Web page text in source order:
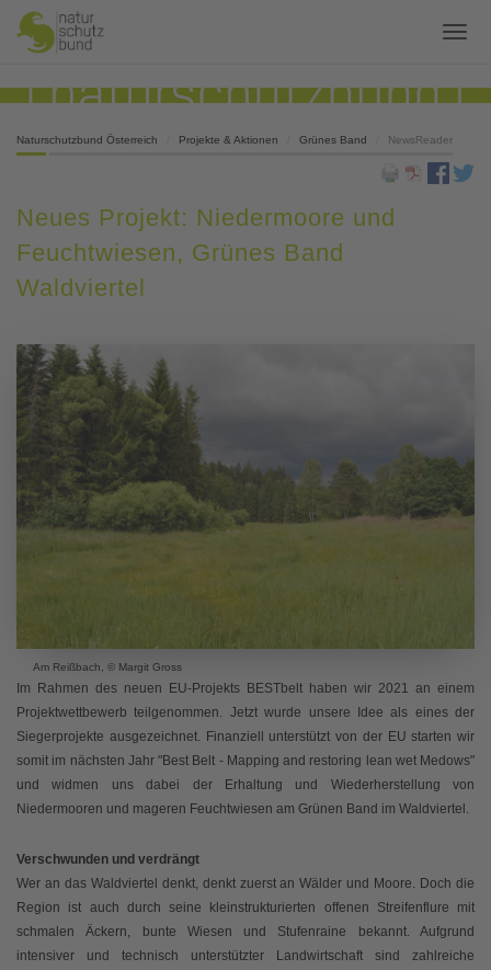
Naturschutzbund Österreich Projekte & Aktionen Grünes Band NewsReader
Neues Projekt: Niedermoore und
Feuchtwiesen, Grünes Band
Waldviertel
Am Reißbach, © Margit Gross
Im Rahmen des neuen EU-Projekts BESTbelt haben wir 2021 an einem
Projektwettbewerb teilgenommen. Jetzt wurde unsere Idee als eines der
Siegerprojekte ausgezeichnet. Finanziell unterstützt von der EU starten wir
somit im nächsten Jahr "Best Belt - Mapping and restoring lean wet Medows"
und widmen uns dabei der Erhaltung und Wiederherstellung von
Niedermooren und mageren Feuchtwiesen am Grünen Band im Waldviertel.
Verschwunden und verdrängt
Wer an das Waldviertel denkt, denkt zuerst an Wälder und Moore. Doch die
Region ist auch durch seine kleinstrukturierten offenen Streifenflure mit
schmalen Äckern, bunte Wiesen und Stufenraine bekannt. Aufgrund
intensiver und technisch unterstützter Landwirtschaft sind zahlreiche